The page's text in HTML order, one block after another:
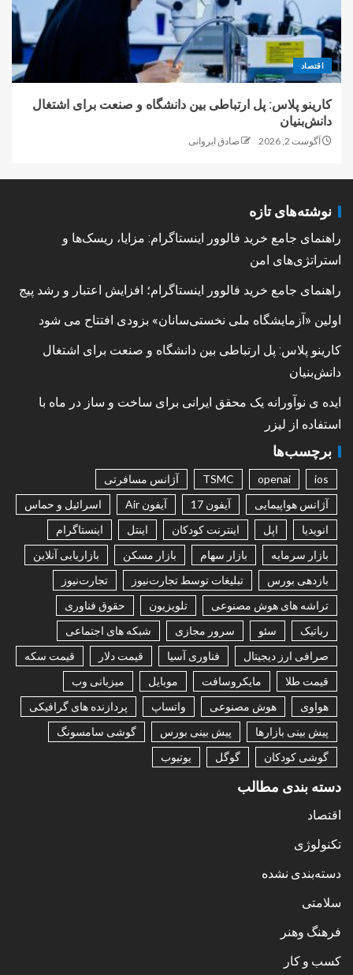
اقتصاد
کارینو پلاس: پل ارتباطی بین دانشگاه و صنعت برای اشتغال
دانش‌بنیان
آگوست 2, 2026 صادق ایروانی
نوشته‌های تازه
راهنمای جامع خرید فالوور اینستاگرام: مزایا، ریسک‌ها و
استراتژی‌های امن
راهنمای جامع خرید فالوور اینستاگرام؛ افزایش اعتبار و رشد پیج
اولین «آزمایشگاه ملی نخستی‌سانان» بزودی افتتاح می شود
کارینو پلاس: پل ارتباطی بین دانشگاه و صنعت برای اشتغال
دانش‌بنیان
ایده ی نوآورانه یک محقق ایرانی برای ساخت و ساز در ماه با
استفاده از لیزر
برچسب‌ها
ios
openai
TSMC
آژانس مسافرتی
آژانس هواپیمایی
آیفون 17 آیفون Air
اسرائیل و حماس
انویدیا
اپل اینترنت کودکان اینتل
اینستاگرام
بازار سرمایه
بازار سهام بازار مسکن
بازاریابی آنلاین
بازدهی بورس
تبلیغات توسط تجارت‌نیوز
تجارت‌نیوز
تراشه های هوش مصنوعی
تلویزیون
حقوق فناوری
رباتیک
سئو سرور مجازی
شبکه های اجتماعی
صرافی ارز دیجیتال
فناوری آسیا قیمت دلار
قیمت سکه
قیمت طلا
مایکروسافت موبایل
میزبانی وب
هواوی
هوش مصنوعی واتساپ
پردازنده های گرافیکی
پیش بینی بازارها
پیش بینی بورس
گوشی سامسونگ
گوشی کودکان
گوگل یوتیوب
دسته بندی مطالب
اقتصاد
تکنولوژی
دسته‌بندی نشده
سلامتی
فرهنگ وهنر
کسب و کار